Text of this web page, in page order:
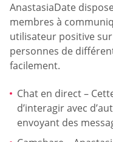
AnastasiaDate
membres à
utilisateur positive
personnes de
facilement.
Chat en direct –
d’interagir avec
envoyant des